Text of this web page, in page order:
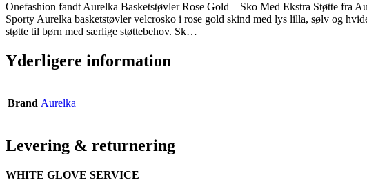
Onefashion fandt Aurelka Basketstøvler Rose Gold – Sko Med Ekstra Støtte fra
Sporty Aurelka basketstøvler velcrosko i rose gold skind med lys lilla, sølv og
støtte til børn med særlige støttebehov. Sk…
Yderligere information
Brand Aurelka
Levering & returnering
WHITE GLOVE SERVICE